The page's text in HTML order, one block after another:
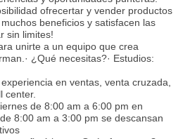
ofrecertar y vender productos
beneficios y satisfacen las
sin limites!
unirte a un equipo que crea
¿Qué necesitas?· Estudios:
en ventas, venta cruzada,
center.
de 8:00 am a 6:00 pm en
8:00 am a 3:00 pm se descansan